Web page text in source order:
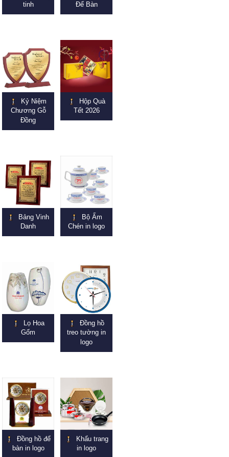
tinh
Để Bàn
Kỷ Niệm
Chương Gỗ
Đồng
Hộp Quà
Tết 2026
Bảng Vinh
Danh
Bộ Ấm
Chén in logo
Lọ Hoa
Gốm
Đồng hồ
treo tường in
logo
Đồng hồ để
bàn in logo
Khẩu trang
in logo